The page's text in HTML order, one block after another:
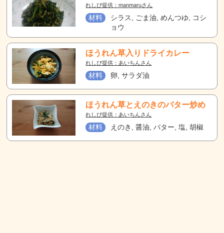
れしぴ提供：manmaruさん
材料
シラス, ごま油, めんつゆ, コシ
ョウ
ほうれん草入りドライカレー
れしぴ提供：あいちんさん
材料 卵, サラダ油
ほうれん草とえのきのバター炒め
れしぴ提供：あいちんさん
材料 えのき, 醤油, バター, 塩, 胡椒